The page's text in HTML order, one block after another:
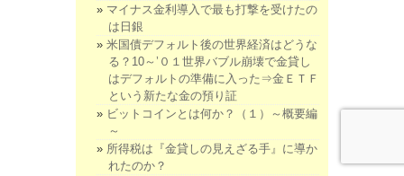
マイナス金利導入で最も打撃を受けたの
は日銀
米国債デフォルト後の世界経済はどうな
る？10～’０１世界バブル崩壊で金貸し
はデフォルトの準備に入った⇒金ＥＴＦ
という新たな金の預り証
ビットコインとは何か？（１）～概要編
～
所得税は『金貸しの見えざる手』に導か
れたのか？